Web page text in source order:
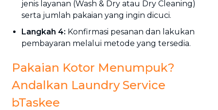
jenis layanan (Wash & Dry atau Dry Cleaning)
serta jumlah pakaian yang ingin dicuci.
Langkah 4: Konfirmasi pesanan dan lakukan
pembayaran melalui metode yang tersedia.
Pakaian Kotor Menumpuk?
Andalkan Laundry Service
bTaskee